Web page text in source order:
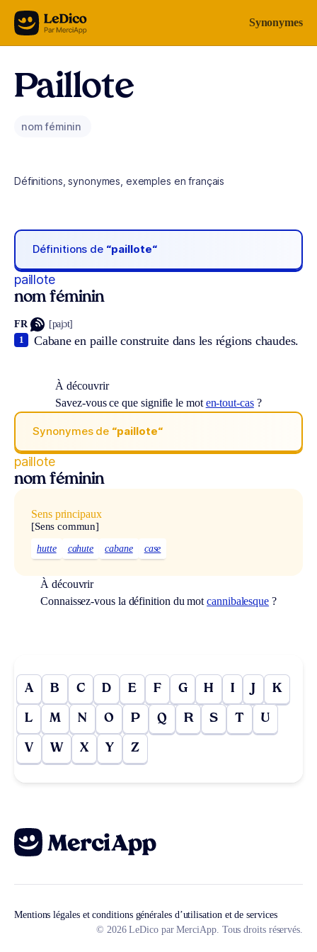
Aller au contenu Synonymes
Paillote
nom féminin
Définitions, synonymes, exemples en français
Définitions de “paillote“
paillote
nom féminin
FR [pajɔt]
Cabane en paille construite dans les régions chaudes.
1
À découvrir
Savez-vous ce que signifie le mot en-tout-cas?
Synonymes de “paillote“
paillote
nom féminin
Sens principaux
[Sens commun]
hutte cahute cabane case
À découvrir
Connaissez-vous la définition du motcannibalesque ?
A B C D E F G H I J K
L M N O P Q R S T U
V W X Y Z
Mentions légales et conditions générales d’utilisation et de services
© 2026 LeDico par MerciApp. Tous droits réservés.